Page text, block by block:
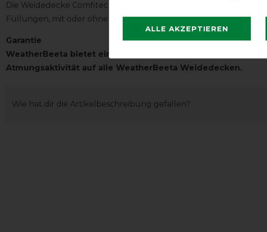
Die Weidedecke Comfitec Essential gibt es in weiteren schönen
Füllungen, mit oder ohne Halsteil in unserem Shop.
Garantie
WeatherBeeta bietet eine 3 Jahres Garantie auf Metallteile,
Atmungsaktivität auf alle WeatherBeeta Weidedecken.
Wie hat dir die Artikelbeschreibung gefallen?
ALLE AKZEPTIEREN